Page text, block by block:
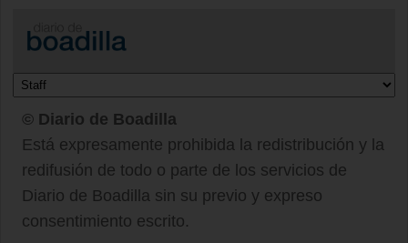
© Diario de Boadilla
Está expresamente prohibida la redistribución y la
redifusión de todo o parte de los servicios de
Diario de Boadilla sin su previo y expreso
consentimiento escrito.